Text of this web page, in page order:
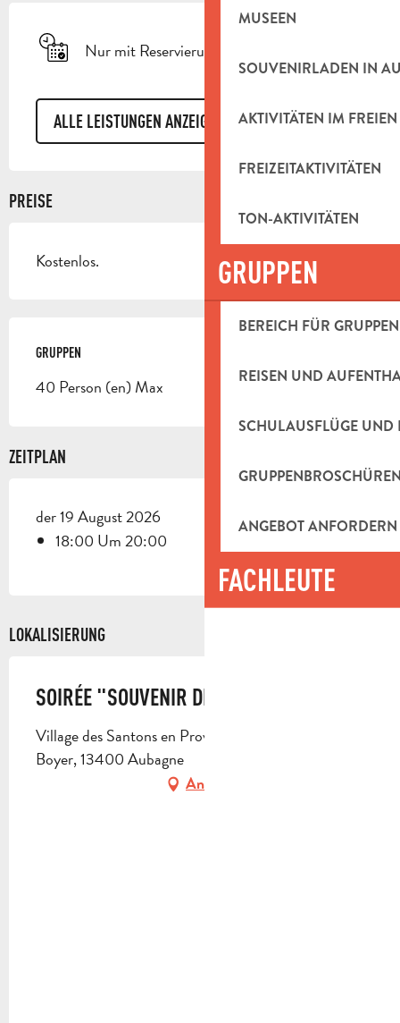
MUSEEN
SOUVENIRLADEN IN
AKTIVITÄTEN IM FREIEN
FREIZEITAKTIVITÄTEN
TON-AKTIVITÄTEN
GRUPPEN
BEREICH FÜR GRUPPEN
REISEN UND
SCHULAUSFLÜGE UND
ANGEBOT ANFORDERN
FACHLEUTE
Nur mit Reservierung
ALLE LEISTUNGEN ANZEIGEN
PREISE
Kostenlos.
GRUPPEN
GRUPPEN
40 Person (en) Max
ZEITPLAN
der 19 August 2026
18:00 Um 20:00
LOKALISIERUNG
SOIRÉE "SOUVENIR DE LA PROVENCE"
Village des Santons en Provence, 16 avenue Antide
Boyer, 13400 Aubagne
Anfahrt